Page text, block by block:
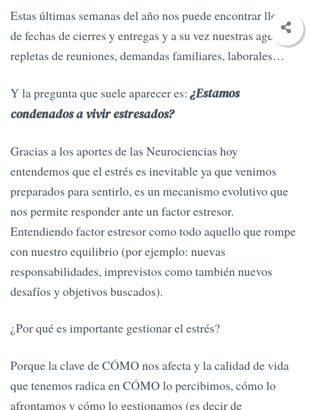
Estas últimas semanas del año nos puede encontrar llenos
de fechas de cierres y entregas y a su vez nuestras agendas
repletas de reuniones, demandas familiares, laborales…
Y la pregunta que suele aparecer es:¿Estamos
condenados a vivir estresados?
Gracias a los aportes de las Neurociencias hoy
entendemos que el estrés es inevitable ya que venimos
preparados para sentirlo, es un mecanismo evolutivo que
nos permite responder ante un factor estresor.
Entendiendo factor estresor como todo aquello que rompe
con nuestro equilibrio (por ejemplo: nuevas
responsabilidades, imprevistos como también nuevos
desafíos y objetivos buscados).
¿Por qué es importante gestionar el estrés?
Porque la clave de CÓMO nos afecta y la calidad de vida
que tenemos radica en CÓMO lo percibimos, cómo lo
afrontamos y cómo lo gestionamos (es decir de